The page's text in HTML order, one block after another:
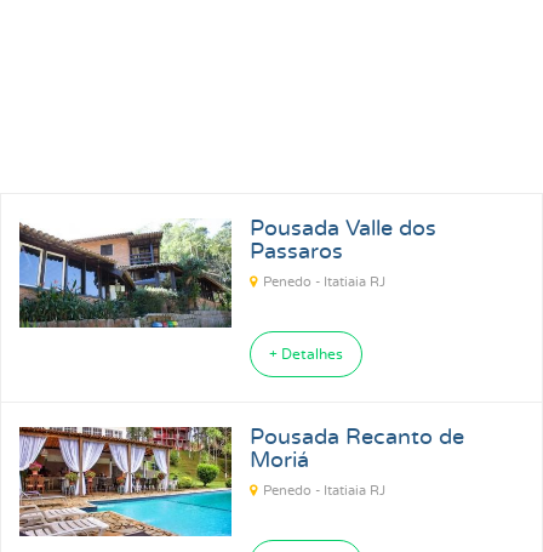
Pousada Valle dos
Passaros
Penedo - Itatiaia RJ
+ Detalhes
Pousada Recanto de
Moriá
Penedo - Itatiaia RJ